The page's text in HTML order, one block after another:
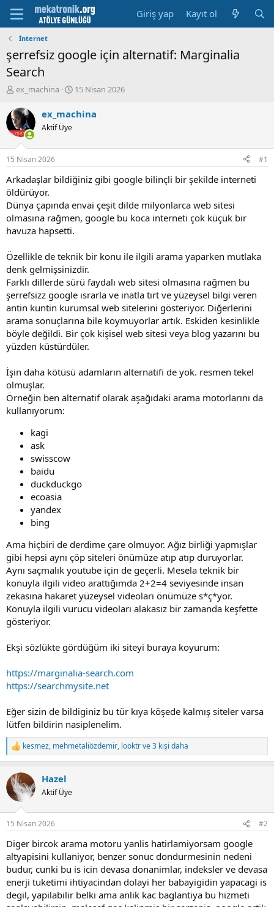
Giriş yap Kayıt ol
İnternet
şerrefsiz google için alternatif: Marginalia
Search
K
n
u
y
u
b
a
ş
a
t
a
n
ex_machina
B
ş
t
a
r
h
i
15 Nisan 2026
ex_machina
Aktif Üye
15 Nisan 2026 #1
Arkadaşlar bildiğiniz gibi google bilinçli bir şekilde interneti
öldürüyor.
Dünya çapında envai çeşit dilde milyonlarca web sitesi
olmasına rağmen, google bu koca interneti çok küçük bir
havuza hapsetti.
Özellikle de teknik bir konu ile ilgili arama yaparken mutlaka
denk gelmişsinizdir.
Farklı dillerde sürü faydalı web sitesi olmasına rağmen bu
şerrefsizz google ısrarla ve inatla tırt ve yüzeysel bilgi veren
antin kuntin kurumsal web sitelerini gösteriyor. Diğerlerini
arama sonuçlarına bile koymuyorlar artık. Eskiden kesinlikle
böyle değildi. Bir çok kişisel web sitesi veya blog yazarını bu
yüzden küstürdüler.
İşin daha kötüsü adamların alternatifi de yok. resmen tekel
olmuşlar.
Örneğin ben alternatif olarak aşağıdaki arama motorlarını da
kullanıyorum:
kagi
ask
swisscow
baidu
duckduckgo
ecoasia
yandex
bing
Ama hiçbiri de derdime çare olmuyor. Ağız birliği yapmışlar
gibi hepsi aynı çöp siteleri önümüze atıp atıp duruyorlar.
Aynı saçmalık youtube için de geçerli. Mesela teknik bir
konuyla ilgili video arattığımda 2+2=4 seviyesinde insan
zekasına hakaret yüzeysel videoları önümüze s*ç*yor.
Konuyla ilgili vurucu videoları alakasız bir zamanda keşfette
gösteriyor.
Ekşi sözlükte gördüğüm iki siteyi buraya koyurum:
https://marginalia-search.com
https://searchmysite.net
Eğer sizin de bildiginiz bu tür kıya köşede kalmış siteler varsa
lütfen bildirin nasiplenelim.
R
e
c
t
i
s
kesmez, mehmetaliözdemir, looktrve 3 kişi daha
Hazel
Aktif Üye
15 Nisan 2026 #2
Diger bircok arama motoru yanlis hatirlamiyorsam google
altyapisini kullaniyor, benzer sonuc dondurmesinin nedeni
budur, cunki bu is icin devasa donanimlar, indeksler ve devasa
enerji tuketimi ihtiyacindan dolayi her babayigidin yapacagi is
degil, yapilabilir belki ama anlik kac baglantiya bu hizmeti